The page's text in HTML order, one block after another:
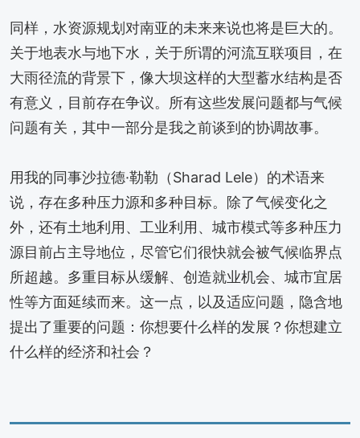
同样，水资源规划对南亚的未来来说也将是巨大的。
关于地表水与地下水，关于所谓的河流互联项目，在
大雨径流的背景下，像大坝这样的大型蓄水结构是否
有意义，目前存在争议。所有这些发展问题都与气候
问题有关，其中一部分是我之前谈到的协调故事。
用我的同事沙拉德·勒勒（Sharad Lele）的术语来
说，存在多种压力源和多种目标。除了气候变化之
外，还有土地利用、工业利用、城市模式等多种压力
源目前占主导地位，尽管它们很快就会被气候临界点
所超越。多重目标从缓解、创造就业机会、城市宜居
性等方面延续而来。这一点，以及适应问题，隐含地
提出了重要的问题：你想要什么样的发展？你想建立
什么样的经济和社会？